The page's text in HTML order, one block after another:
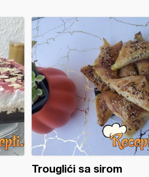
Trouglići sa sirom